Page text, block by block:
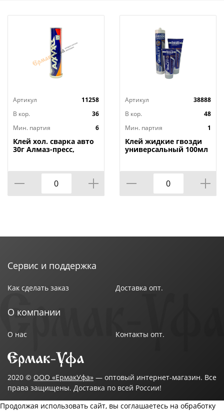
Бренд : ЕРМАК
Материал : Синтетический каучук
Размер упаковки : 15,8х6,4х3,9 см
Цвет : Прозрачный
Объем : 15 мл
Вес в упаковке : 0,028 кг
пробки, резины
Страна производства : Китай
Артикул
11258
В кор.
36
Мин. партия
6
Клей хол. сварка авто
30г Алмаз-пресс,
Артикул
38888
В кор.
48
Мин. партия
1
Клей жидкие гвозди
универсальный 100мл
Сервис и поддержка
Как сделать заказ Доставка опт.
О компании
О нас Контакты опт.
2020 © ООО «ЕрмакУфа» — оптовый интернет-магазин. Все
права защищены. Доставка по всей России!
Продолжая использовать сайт, вы соглашаетесь на обработку